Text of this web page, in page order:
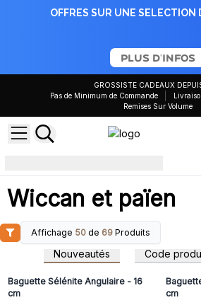
OFFRES SUR UNE SELECTION
PLUS D'INFOS
GROSSISTE CADEAUX
Pas de Minimum de Commande
Remises Sur Volume
Wiccan et païen
Affichage 50 de 69 Produits
Nouveautés Code
Connectez-vous ou
inscrivez-vous pour
accéder aux prix de gros
Baguette Sélénite Angulaire - 16
cm
cm